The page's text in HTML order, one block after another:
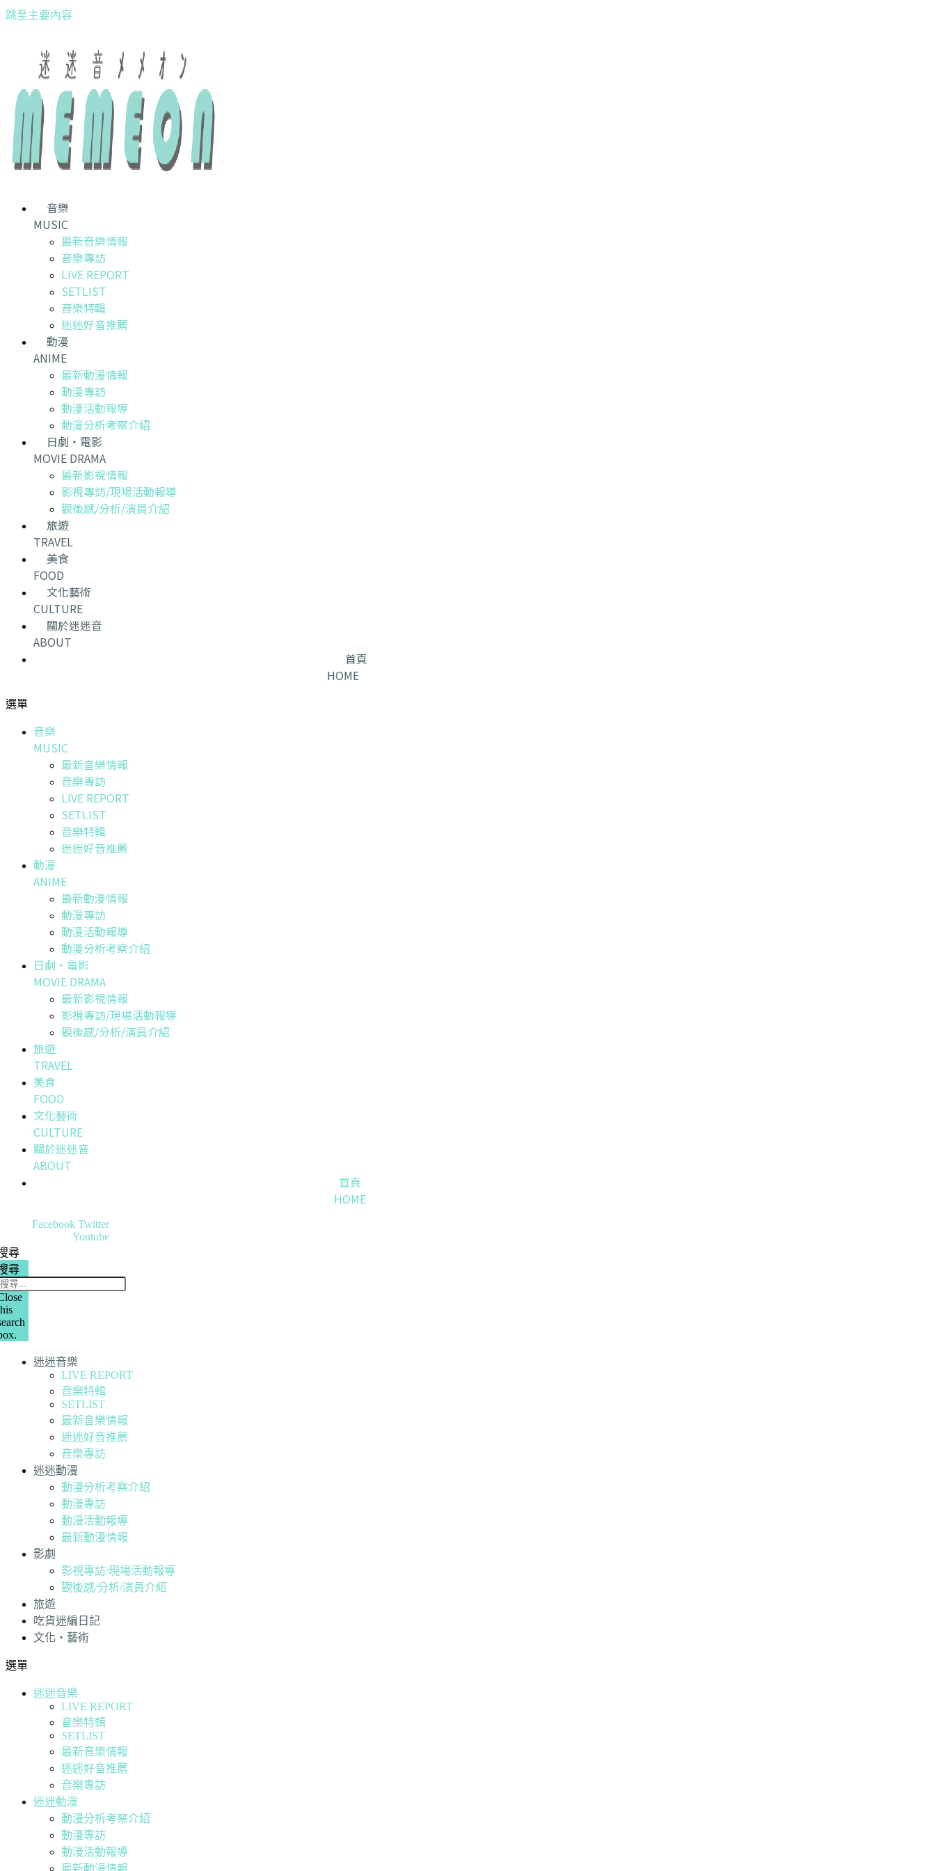
跳至主要內容
音樂
MUSIC
最新音樂情報
音樂專訪
LIVE REPORT
SETLIST
音樂特輯
迷迷好音推薦
動漫
ANIME
最新動漫情報
動漫專訪
動漫活動報導
動漫分析考察介紹
日劇・電影
MOVIE DRAMA
最新影視情報
影視專訪/現場活動報導
觀後感/分析/演員介紹
旅遊
TRAVEL
美食
FOOD
文化藝術
CULTURE
關於迷迷音
ABOUT
首頁
HOME
選單
音樂
MUSIC
最新音樂情報
音樂專訪
LIVE REPORT
SETLIST
音樂特輯
迷迷好音推薦
動漫
ANIME
最新動漫情報
動漫專訪
動漫活動報導
動漫分析考察介紹
日劇・電影
MOVIE DRAMA
最新影視情報
影視專訪/現場活動報導
觀後感/分析/演員介紹
旅遊
TRAVEL
美食
FOOD
文化藝術
CULTURE
關於迷迷音
ABOUT
首頁
HOME
Facebook Twitter
Youtube
尋
尋
迷迷音樂
LIVE REPORT
音樂特輯
SETLIST
最新音樂情報
迷迷好音推薦
音樂專訪
迷迷動漫
動漫分析考察介紹
動漫專訪
動漫活動報導
最新動漫情報
影劇
影視專訪/現場活動報導
觀後感/分析/演員介紹
旅遊
吃貨迷編日記
文化・藝術
選單
迷迷音樂
LIVE REPORT
音樂特輯
SETLIST
最新音樂情報
迷迷好音推薦
音樂專訪
迷迷動漫
動漫分析考察介紹
動漫專訪
動漫活動報導
最新動漫情報